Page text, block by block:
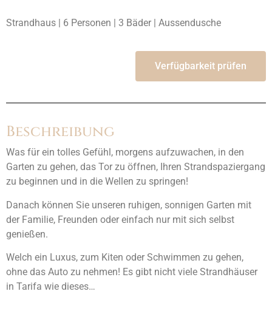
Strandhaus | 6 Personen | 3 Bäder | Aussendusche
Verfügbarkeit prüfen
Beschreibung
Was für ein tolles Gefühl, morgens aufzuwachen, in den
Garten zu gehen, das Tor zu öffnen, Ihren Strandspaziergang
zu beginnen und in die Wellen zu springen!
Danach können Sie unseren ruhigen, sonnigen Garten mit
der Familie, Freunden oder einfach nur mit sich selbst
genießen.
Welch ein Luxus, zum Kiten oder Schwimmen zu gehen,
ohne das Auto zu nehmen! Es gibt nicht viele Strandhäuser
in Tarifa wie dieses…